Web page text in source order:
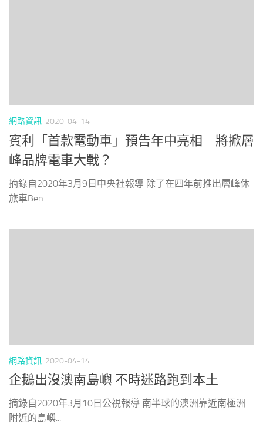
網路資訊 2020-04-14
賓利「首款電動車」預告年中亮相 將掀層
峰品牌電車大戰？
摘錄自2020年3月9日中央社報導 除了在四年前推出層峰休
旅車Ben...
網路資訊 2020-04-14
企鵝出沒澳南島嶼 不時迷路跑到本土
摘錄自2020年3月10日公視報導 南半球的澳洲靠近南極洲
附近的島嶼...